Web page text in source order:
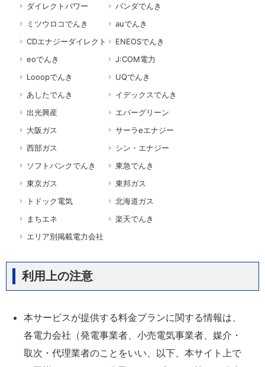
ダイレクトパワー
パンダでんき
ミツウロコでんき
auでんき
CDエナジーダイレクト
ENEOSでんき
eoでんき
J:COM電力
Looopでんき
UQでんき
あしたでんき
イデックスでんき
出光興産
エバーグリーン
大阪ガス
サーラeエナジー
西部ガス
シン・エナジー
ソフトバンクでんき
東急でんき
東京ガス
東邦ガス
トドック電気
北海道ガス
まちエネ
楽天でんき
エリア別掲載電力会社
利用上の注意
本サービスが提供する料金プランに関する情報は、
各電力会社（発電事業者、小売電気事業者、媒介・
取次・代理業者のことをいい、以下、本サイト上で